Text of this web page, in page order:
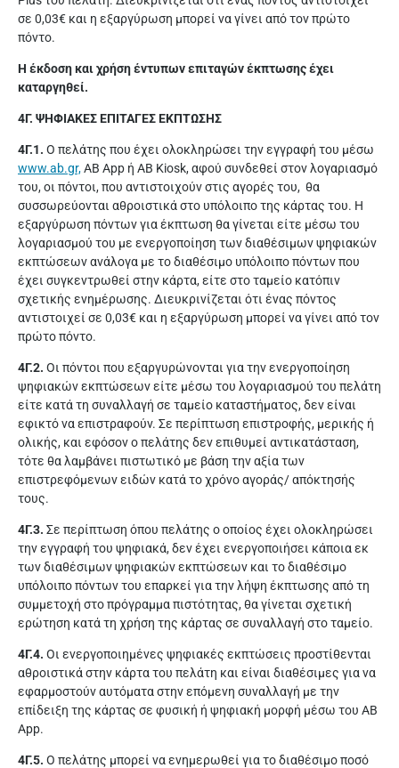
σε 0,03€ και η εξαργύρωση μπορεί να γίνει από τον πρώτο
πόντο.
Η έκδοση και χρήση έντυπων επιταγών έκπτωσης έχει
καταργηθεί.
4Γ. ΨΗΦΙΑΚΕΣ ΕΠΙΤΑΓΕΣ ΕΚΠΤΩΣΗΣ
4Γ.1. Ο πελάτης που έχει ολοκληρώσει την εγγραφή του μέσω
www.ab.gr,AB App ή AB Kiosk, αφού συνδεθεί στον λογαριασμό
του, οι πόντοι, που αντιστοιχούν στις αγορές του, θα
συσσωρεύονται αθροιστικά στο υπόλοιπο της κάρτας του. Η
εξαργύρωση πόντων για έκπτωση θα γίνεται είτε μέσω του
λογαριασμού του με ενεργοποίηση των διαθέσιμων ψηφιακών
εκπτώσεων ανάλογα με το διαθέσιμο υπόλοιπο πόντων που
έχει συγκεντρωθεί στην κάρτα, είτε στο ταμείο κατόπιν
σχετικής ενημέρωσης. Διευκρινίζεται ότι ένας πόντος
αντιστοιχεί σε 0,03€ και η εξαργύρωση μπορεί να γίνει από τον
πρώτο πόντο.
4Γ.2. Οι πόντοι που εξαργυρώνονται για την ενεργοποίηση
ψηφιακών εκπτώσεων είτε μέσω του λογαριασμού του πελάτη
είτε κατά τη συναλλαγή σε ταμείο καταστήματος, δεν είναι
εφικτό να επιστραφούν. Σε περίπτωση επιστροφής, μερικής ή
ολικής, και εφόσον ο πελάτης δεν επιθυμεί αντικατάσταση,
τότε θα λαμβάνει πιστωτικό με βάση την αξία των
επιστρεφόμενων ειδών κατά το χρόνο αγοράς/ απόκτησής
τους.
4Γ.3. Σε περίπτωση όπου πελάτης ο οποίος έχει ολοκληρώσει
την εγγραφή του ψηφιακά, δεν έχει ενεργοποιήσει κάποια εκ
των διαθέσιμων ψηφιακών εκπτώσεων και το διαθέσιμο
υπόλοιπο πόντων του επαρκεί για την λήψη έκπτωσης από τη
συμμετοχή στο πρόγραμμα πιστότητας, θα γίνεται σχετική
ερώτηση κατά τη χρήση της κάρτας σε συναλλαγή στο ταμείο.
4Γ.4. Οι ενεργοποιημένες ψηφιακές εκπτώσεις προστίθενται
αθροιστικά στην κάρτα του πελάτη και είναι διαθέσιμες για να
εφαρμοστούν αυτόματα στην επόμενη συναλλαγή με την
επίδειξη της κάρτας σε φυσική ή ψηφιακή μορφή μέσω του AB
App.
4Γ.5. Ο πελάτης μπορεί να ενημερωθεί για το διαθέσιμο ποσό